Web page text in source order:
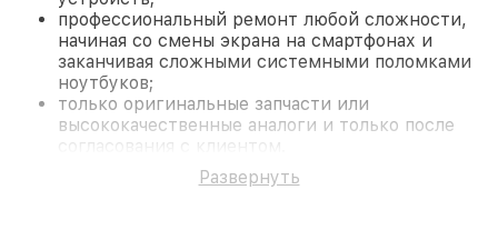
профессиональный ремонт любой сложности,
начиная со смены экрана на смартфонах и
заканчивая сложными системными поломками
ноутбуков;
только оригинальные запчасти или
высококачественные аналоги и только после
согласования с клиентом.
На все работы и замененные комплектующие
предоставляется длительная гарантия. В случае
Развернуть